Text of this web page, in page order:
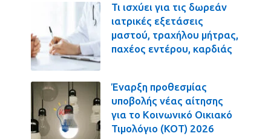
Τι ισχύει για τις δωρεάν
ιατρικές εξετάσεις
μαστού, τραχήλου μήτρας,
παχέος εντέρου, καρδιάς
Έναρξη προθεσμίας
υποβολής νέας αίτησης
για το Κοινωνικό Οικιακό
Τιμολόγιο (ΚΟΤ) 2026